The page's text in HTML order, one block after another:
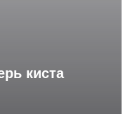
киста